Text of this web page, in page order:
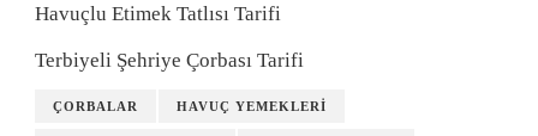
Havuçlu Etimek Tatlısı Tarifi
Terbiyeli Şehriye Çorbası Tarifi
ÇORBALAR HAVUÇ YEMEKLERI